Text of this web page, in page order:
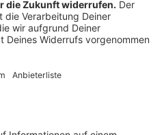
viele Eltern - auch am
Psychologie-Professor
es Kinder. Sie
tun das seltener als
sind: Kinder werden